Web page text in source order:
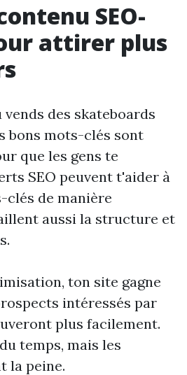
SEO-
attirer plus
des skateboards
bons mots-clés sont
que les gens te
SEO peuvent t'aider à
de manière
aussi la structure et
ton site gagne
intéressés par
plus facilement.
temps, mais les
la peine.